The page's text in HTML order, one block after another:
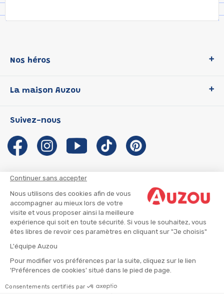
Continuer sans accepter
Nous utilisons des cookies afin de vous
accompagner au mieux lors de votre
visite et vous proposer ainsi la meilleure
expérience qui soit en toute sécurité. Si vous le souhaitez, vous
êtes libres de revoir ces paramètres en cliquant sur "Je choisis"
L'équipe Auzou
Pour modifier vos préférences par la suite, cliquez sur le lien
'Préférences de cookies' situé dans le pied de page.
Consentements certifiés par
Nos héros
P'tit Loup
Les Influenceuses
Migali
Petite Taupe
La maison Auzou
Notre histoire
Auzou s'engage
Auteurs et illustrateurs Auzou
Suivre mon colis
Infos consommateur
Suivez-nous
CGU
CGV
Mentions légales
© 2026 - AUZOU |